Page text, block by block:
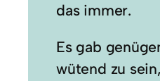
das immer.
Es gab
wütend zu